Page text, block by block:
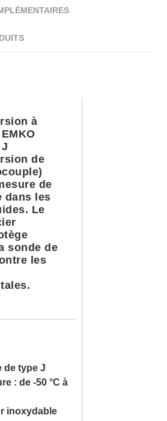
à
de
de
dans les
Le
sonde de
les
de type J
: de -50 °C à
inoxydable